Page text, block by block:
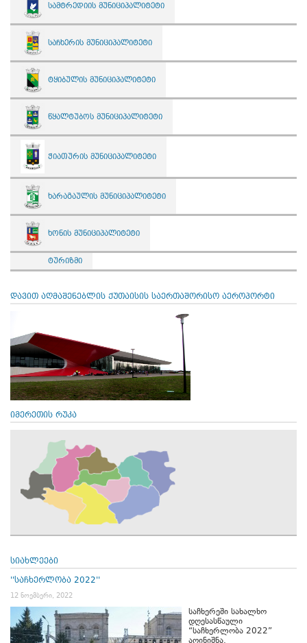
სამტრედიის მუნიციპალიტეტი
საჩხერის მუნიციპალიტეტი
ტყიბულის მუნიციპალიტეტი
წყალტუბოს მუნიციპალიტეტი
ჭიათურის მუნიციპალიტეტი
ხარაგაულის მუნიციპალიტეტი
ხონის მუნიციპალიტეტი
ტურიზმი
დავით აღმაშენებლის ქუთაისის საერთაშორისო აეროპორტი
იმერეთის რუკა
სიახლეები
''საჩხერლობა 2022''
12 ნოემბერი, 2022
საჩხერეში სახალხო
დღესასწაული
“საჩხერლობა 2022”
აღინიშნა.